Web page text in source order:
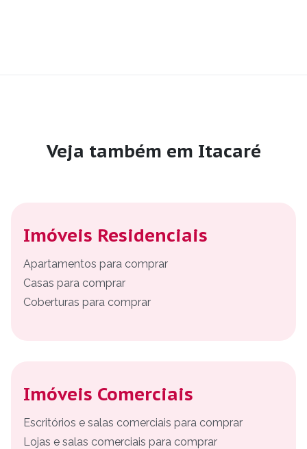
Veja também em Itacaré
Imóveis Residenciais
Apartamentos para comprar
Casas para comprar
Coberturas para comprar
Imóveis Comerciais
Escritórios e salas comerciais para comprar
Lojas e salas comerciais para comprar